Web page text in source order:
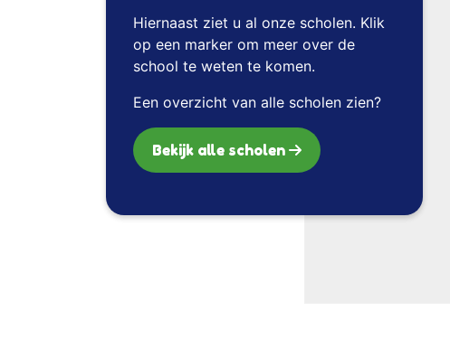
Hiernaast ziet u al onze scholen. Klik
op een marker om meer over de
school te weten te komen.
Een overzicht van alle scholen zien?
Bekijk alle scholen